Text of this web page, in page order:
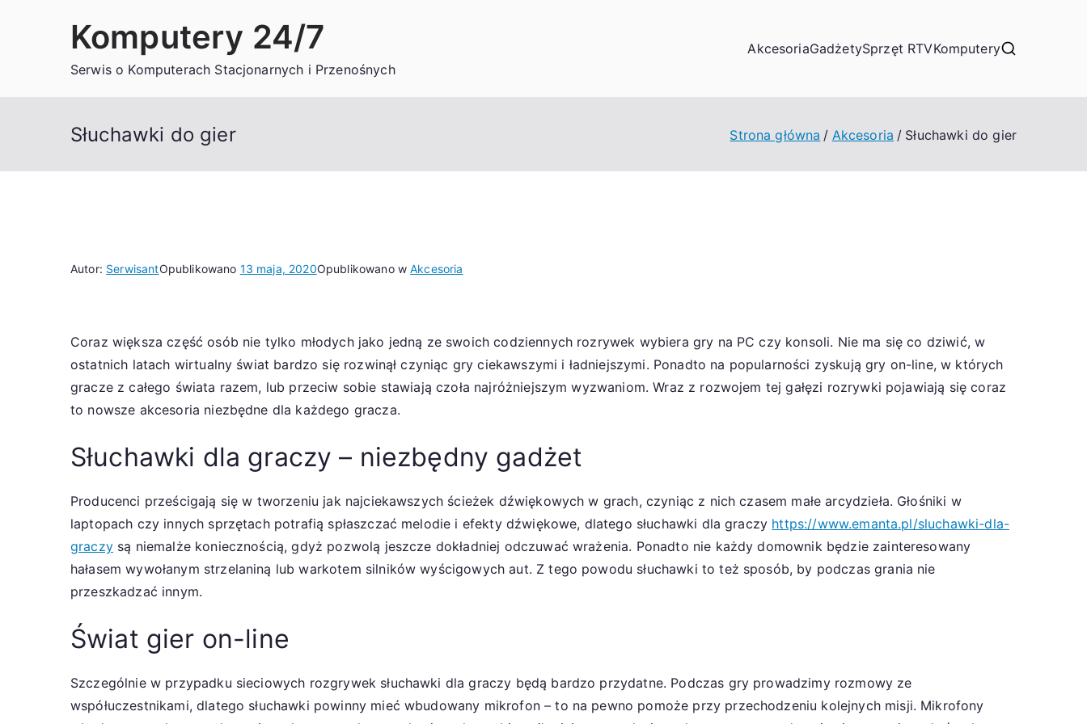
Komputery 24/7
Serwis o Komputerach Stacjonarnych i Przenośnych
AkcesoriaGadżetySprzęt RTVKomputery
Słuchawki do gier Strona główna Akcesoria Słuchawki do gier
Autor: SerwisantOpublikowano 13 maja, 2020Opublikowano wAkcesoria
Coraz większa część osób nie tylko młodych jako jedną ze swoich codziennych rozrywek wybiera gry na PC czy konsoli. Nie ma się co dziwić, w
ostatnich latach wirtualny świat bardzo się rozwinął czyniąc gry ciekawszymi i ładniejszymi. Ponadto na popularności zyskują gry on-line, w których
gracze z całego świata razem, lub przeciw sobie stawiają czoła najróżniejszym wyzwaniom. Wraz z rozwojem tej gałęzi rozrywki pojawiają się coraz
to nowsze akcesoria niezbędne dla każdego gracza.
Słuchawki dla graczy – niezbędny gadżet
Producenci prześcigają się w tworzeniu jak najciekawszych ścieżek dźwiękowych w grach, czyniąc z nich czasem małe arcydzieła. Głośniki w
laptopach czy innych sprzętach potrafią spłaszczać melodie i efekty dźwiękowe, dlatego słuchawki dla graczy https://www.emanta.pl/sluchawki-dla-
graczysą niemalże koniecznością, gdyż pozwolą jeszcze dokładniej odczuwać wrażenia. Ponadto nie każdy domownik będzie zainteresowany
hałasem wywołanym strzelaniną lub warkotem silników wyścigowych aut. Z tego powodu słuchawki to też sposób, by podczas grania nie
przeszkadzać innym.
Świat gier on-line
Szczególnie w przypadku sieciowych rozgrywek słuchawki dla graczy będą bardzo przydatne. Podczas gry prowadzimy rozmowy ze
współuczestnikami, dlatego słuchawki powinny mieć wbudowany mikrofon – to na pewno pomoże przy przechodzeniu kolejnych misji. Mikrofony